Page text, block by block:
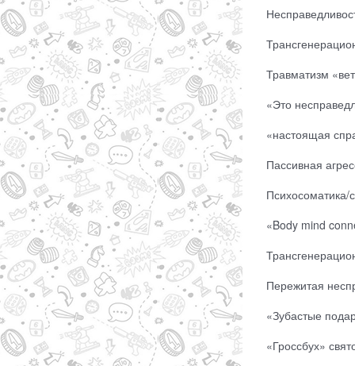
Травматизм
«Это
«настоящая
Пассивная
Психосоматика/
«Body mind
Пережитая
«Зубастые
«Гроссбух»